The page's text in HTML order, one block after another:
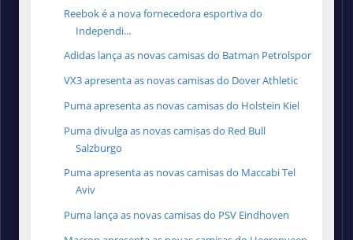
Reebok é a nova fornecedora esportiva do
Independi...
Adidas lança as novas camisas do Batman Petrolspor
VX3 apresenta as novas camisas do Dover Athletic
Puma apresenta as novas camisas do Holstein Kiel
Puma divulga as novas camisas do Red Bull
Salzburgo
Puma apresenta as novas camisas do Maccabi Tel
Aviv
Puma lança as novas camisas do PSV Eindhoven